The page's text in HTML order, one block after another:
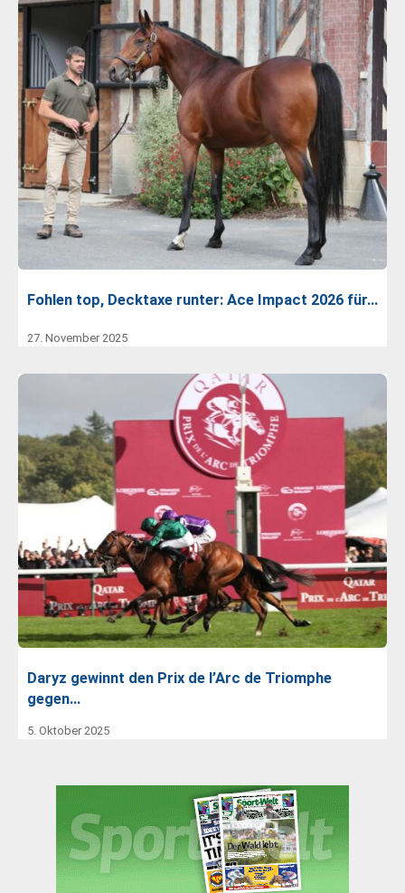
Fohlen top, Decktaxe runter: Ace Impact 2026 für…
27. November 2025
Daryz gewinnt den Prix de l’Arc de Triomphe
gegen…
5. Oktober 2025